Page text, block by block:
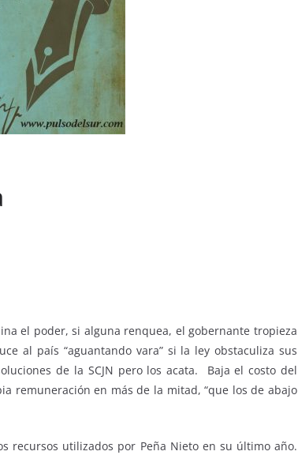
el poder, si alguna renquea, el gobernante tropieza
al país “aguantando vara” si la ley obstaculiza sus
de la SCJN pero los acata. Baja el costo del
remuneración en más de la mitad, “que los de abajo
recursos utilizados por Peña Nieto en su último año.